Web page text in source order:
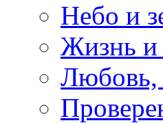
Небо и
Жизнь и
Любовь,